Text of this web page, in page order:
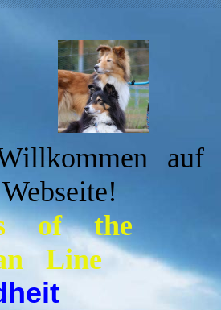
auf
of the
Line